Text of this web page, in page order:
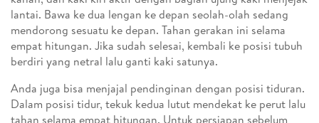
lantai. Bawa ke dua lengan ke depan seolah-olah sedang
mendorong sesuatu ke depan. Tahan gerakan ini selama
empat hitungan. Jika sudah selesai, kembali ke posisi tubuh
berdiri yang netral lalu ganti kaki satunya.
Anda juga bisa menjajal pendinginan dengan posisi tiduran.
Dalam posisi tidur, tekuk kedua lutut mendekat ke perut lalu
tahan selama empat hitungan. Untuk persiapan sebelum